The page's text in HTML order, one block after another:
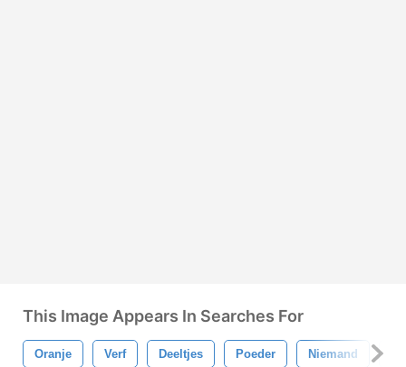
This Image Appears In Searches For
Oranje Verf Deeltjes Poeder Niemand